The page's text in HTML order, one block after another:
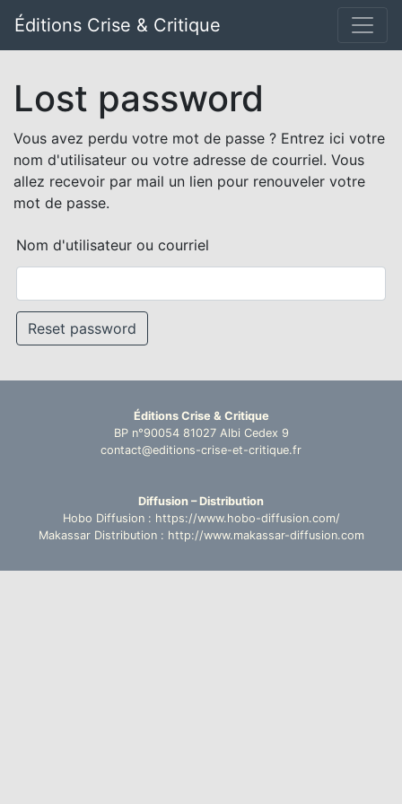
Éditions Crise & Critique
Lost password
Vous avez perdu votre mot de passe ? Entrez ici votre
nom d'utilisateur ou votre adresse de courriel. Vous
allez recevoir par mail un lien pour renouveler votre
mot de passe.
Nom d'utilisateur ou courriel
Reset password
Éditions Crise & Critique
BP n°90054 81027 Albi Cedex 9
contact@editions-crise-et-critique.fr
Diffusion – Distribution
Hobo Diffusion : https://www.hobo-diffusion.com/
Makassar Distribution : http://www.makassar-diffusion.com